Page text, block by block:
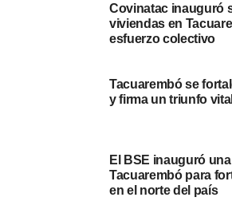
porque van a ser varios candidatos
presentar, me imagino, para ser
Sobre el cambió en materia de
haber alcaldes y concejales que se
todos los sectores políticos. Fue lo
Covinatac inauguró
viviendas en
esfuerzo colectivo
Tacuarembó se
y firma un triunfo
El BSE inauguró
Tacuarembó para
en el norte del país